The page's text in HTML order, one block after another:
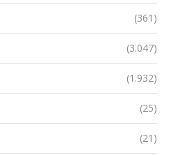
(361)
(3.047)
(1.932)
(25)
(21)